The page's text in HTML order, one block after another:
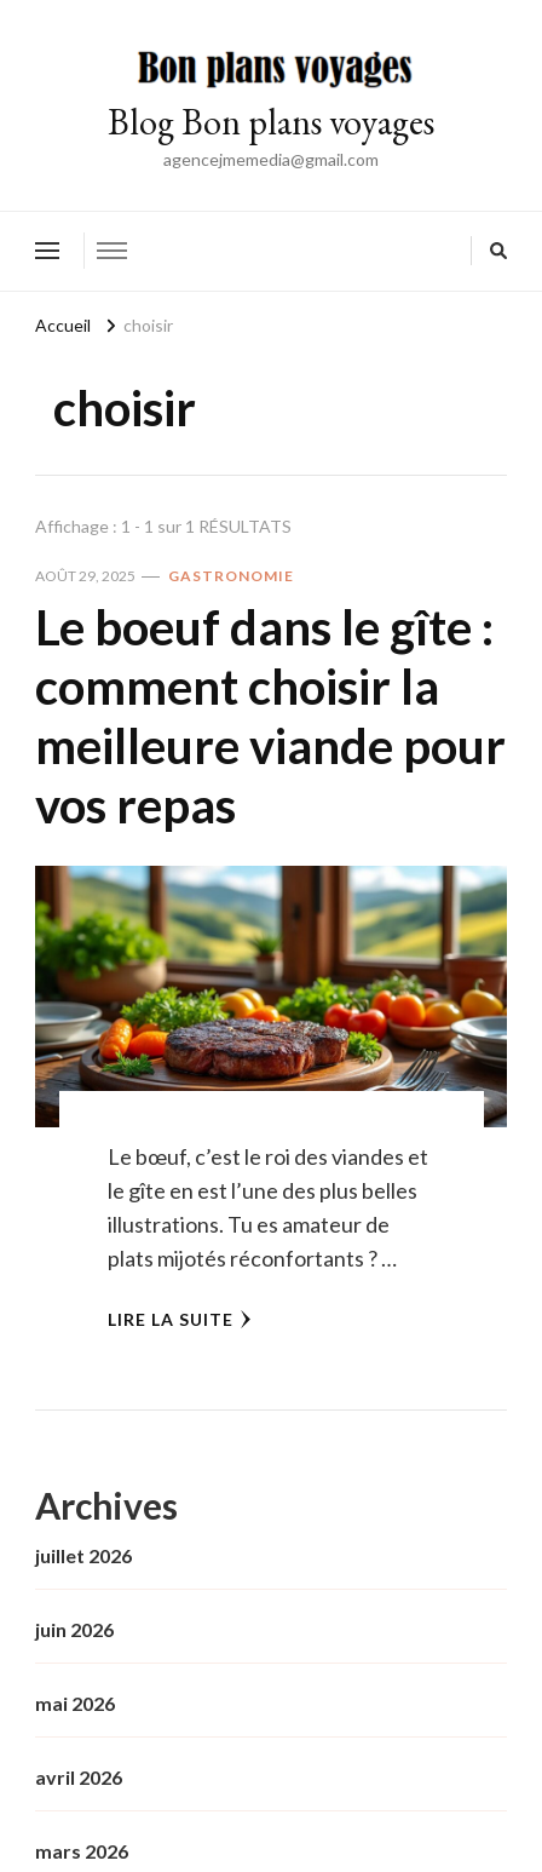
Blog Bon plans voyages
agencejmemedia@gmail.com
Accueil choisir
choisir
Affichage : 1 - 1 sur 1 RÉSULTATS
AOÛT 29, 2025 GASTRONOMIE
Le boeuf dans le gîte :
comment choisir la
meilleure viande pour
vos repas
Le bœuf, c’est le roi des viandes et
le gîte en est l’une des plus belles
illustrations. Tu es amateur de
plats mijotés réconfortants ? …
LIRE LA SUITE
Archives
juillet 2026
juin 2026
mai 2026
avril 2026
mars 2026